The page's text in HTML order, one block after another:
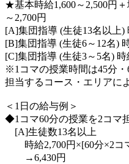
★基本時給1,600～2,500円
～2,700円
[A]集団指導 (生徒13名以上)
[B]集団指導 (生徒6～12名)
[C]集団指導 (生徒3～5名) 時
※1コマの授業時間は45分・
担当するコース・エリアに
＜1日の給与例＞
◆1コマ60分の授業を2コマ
[A]生徒数13名以上
時給2,700円×[60分×2コ
→6,430円